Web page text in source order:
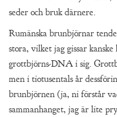
seder och bruk därnere.
Rumänska brunbjörnar
stora, vilket jag gissar
grottbjörns-DNA i sig.
men i tiotusentals år
brunbjörnen (ja, ni förstår
sammanhanget, jag är lite